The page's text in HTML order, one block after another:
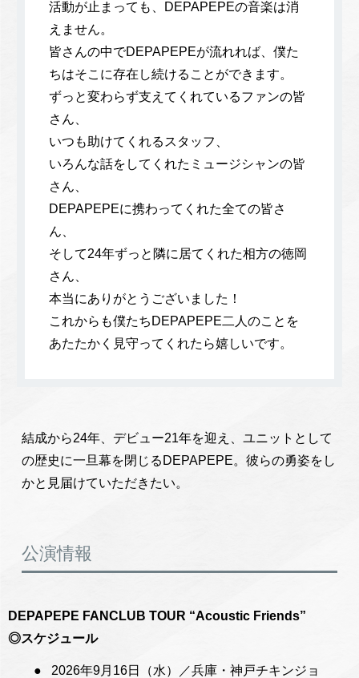
活動が止まっても、DEPAPEPEの音楽は消
えません。
皆さんの中でDEPAPEPEが流れれば、僕た
ちはそこに存在し続けることができます。
ずっと変わらず支えてくれているファンの皆
さん、
いつも助けてくれるスタッフ、
いろんな話をしてくれたミュージシャンの皆
さん、
DEPAPEPEに携わってくれた全ての皆さ
ん、
そして24年ずっと隣に居てくれた相方の徳岡
さん、
本当にありがとうございました！
これからも僕たちDEPAPEPE二人のことを
あたたかく見守ってくれたら嬉しいです。
結成から24年、デビュー21年を迎え、ユニットとして
の歴史に一旦幕を閉じるDEPAPEPE。彼らの勇姿をし
かと見届けていただきたい。
公演情報
DEPAPEPE FANCLUB TOUR “Acoustic Friends”
◎スケジュール
2026年9月16日（水）／兵庫・神戸チキンジョ